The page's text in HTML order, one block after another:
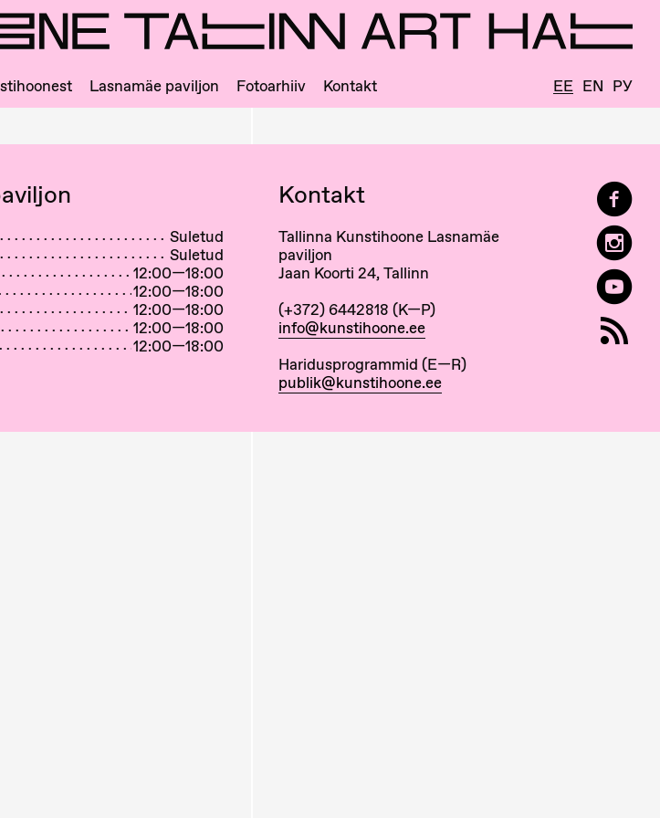
Lasnamäe paviljon Fotoarhiiv Kontakt EE EN РУ
Suletud
Suletud
12:00—18:00
12:00—18:00
12:00—18:00
12:00—18:00
12:00—18:00
Kontakt
Tallinna Kunstihoone Lasnamäe
paviljon
Jaan Koorti 24, Tallinn
(+372) 6442818 (K—P)
info@kunstihoone.ee
Haridusprogrammid (E—R)
publik@kunstihoone.ee